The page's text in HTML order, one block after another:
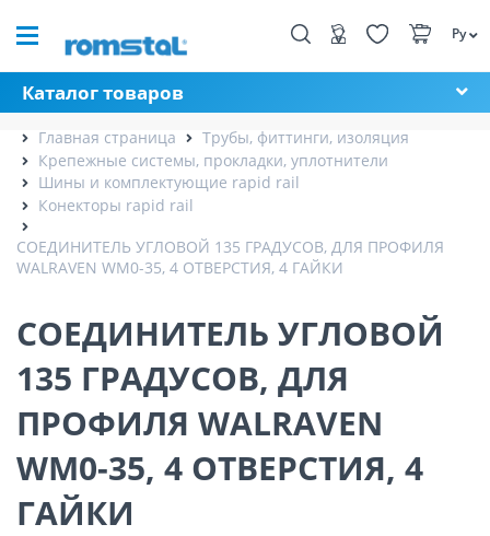
Ру
Каталог товаров
Главная страница
Трубы, фиттинги, изоляция
Крепежные системы, прокладки, уплотнители
Шины и комплектующие rapid rail
Конекторы rapid rail
СОЕДИНИТЕЛЬ УГЛОВОЙ 135 ГРАДУСОВ, ДЛЯ ПРОФИЛЯ
WALRAVEN WM0-35, 4 ОТВЕРСТИЯ, 4 ГАЙКИ
СОЕДИНИТЕЛЬ УГЛОВОЙ
135 ГРАДУСОВ, ДЛЯ
ПРОФИЛЯ WALRAVEN
WM0-35, 4 ОТВЕРСТИЯ, 4
ГАЙКИ